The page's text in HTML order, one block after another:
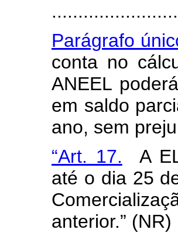
Parágrafo
conta no
ANEEL
em saldo
ano, sem
“Art. 17. A
até o dia 25
anterior.” (NR)